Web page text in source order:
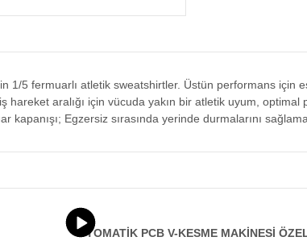
1/5 fermuarlı atletik sweatshirtler. Üstün performans için
hareket aralığı için vücuda yakın bir atletik uyum,
kapanışı; Egzersiz sırasında yerinde durmalarını
OTOMATİK PCB V-KESME MAKİNESİ